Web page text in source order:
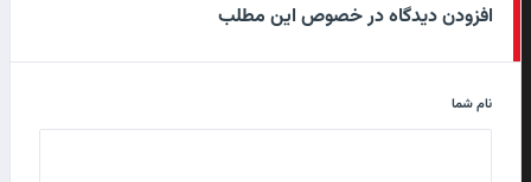
افزودن دیدگاه در خصوص این مطلب
نام شما